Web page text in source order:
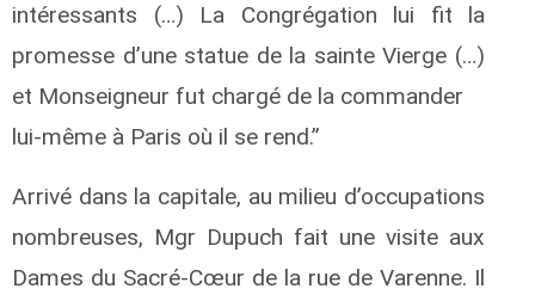
intéressants (…) La Congrégation lui fit la
promesse d’une statue de la sainte Vierge (…)
et Monseigneur fut chargé de la commander
lui-même à Paris où il se rend.”
Arrivé dans la capitale, au milieu d’occupations
nombreuses, Mgr Dupuch fait une visite aux
Dames du Sacré-Cœur de la rue de Varenne. Il